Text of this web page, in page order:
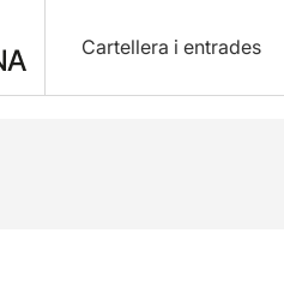
Cartellera i entrades